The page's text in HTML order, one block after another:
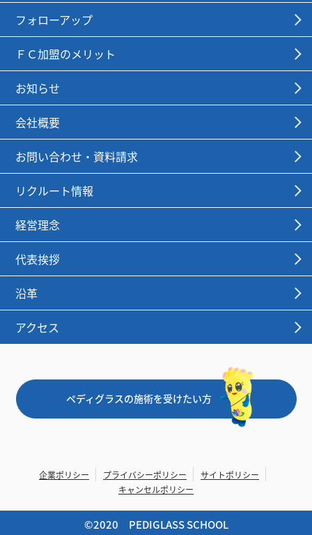
フォローアップ
ＦＣ加盟のメリット
お知らせ
会社概要
お問い合わせ・資料請求
リクルート情報
経営理念
代表挨拶
沿革
アクセス
ペディグラスの施術を受けたい方
企業ポリシー プライバシーポリシー
サイトポリシー
キャンセルポリシー
©︎2020 PEDIGLASS SCHOOL